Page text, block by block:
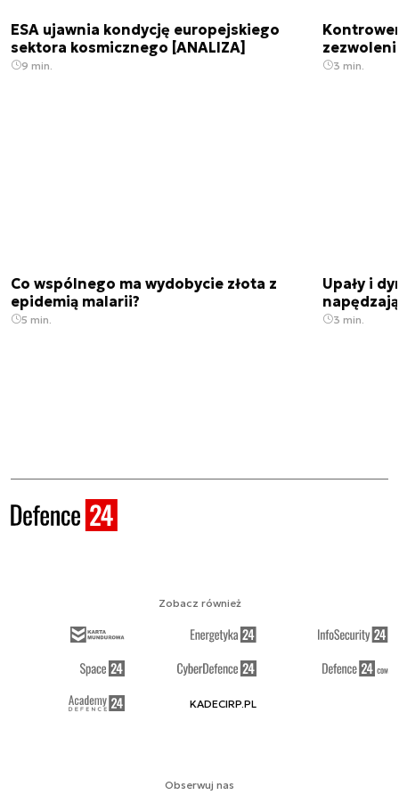
ESA ujawnia kondycję europejskiego
sektora kosmicznego [ANALIZA]
9 min. 3 min.
Co wspólnego ma wydobycie złota z
epidemią malarii?
5 min.
Upały i
3 min.
Obserwuj nas
Zobacz również
KADECIRP.PL